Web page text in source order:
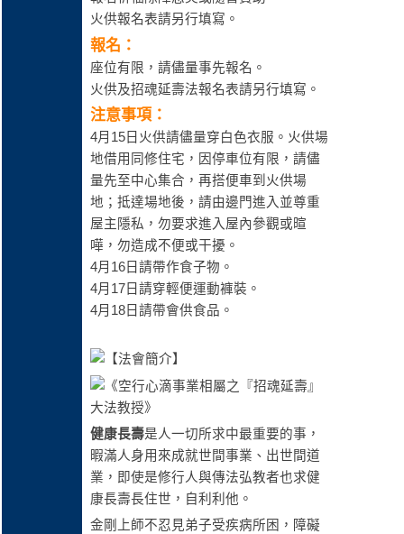
火供報名表請另行填寫。
報名：
座位有限，請儘量事先報名。
火供及招魂延壽法報名表請另行填寫。
注意事項：
4月15日火供請儘量穿白色衣服。火供場
地借用同修住宅，因停車位有限，請儘
量先至中心集合，再搭便車到火供場
地；抵達場地後，請由邊門進入並尊重
屋主隱私，勿要求進入屋內參觀或暄
嘩，勿造成不便或干擾。
4月16日請帶作食子物。
4月17日請穿輕便運動褲裝。
4月18日請帶會供食品。
健康長壽是人一切所求中最重要的事，
暇滿人身用來成就世間事業、出世間道
業，即使是修行人與傳法弘教者也求健
康長壽長住世，自利利他。
金剛上師不忍見弟子受疾病所困，障礙